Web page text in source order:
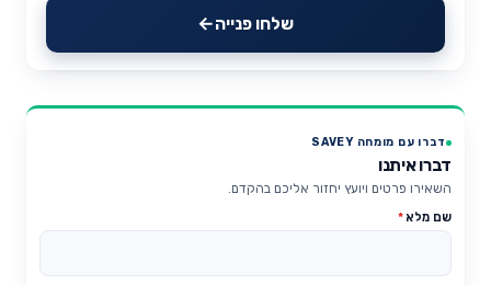
שלחו פנייה
דברו עם מומחה SAVEY
דברו איתנו
השאירו פרטים ויועץ יחזור אליכם בהקדם.
שם מלא*